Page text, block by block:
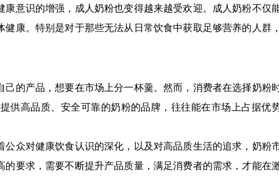
意识的增强，成人奶粉也变得越来越受欢迎。成人奶粉不仅
康。特别是对于那些无法从日常饮食中获取足够营养的人群
的产品，想要在市场上分一杯羹。然而，消费者在选择奶粉
供高品质、安全可靠的奶粉的品牌，往往能在市场上占据优
众对健康饮食认识的深化，以及对高品质生活的追求，奶粉
要求，需要不断提升产品质量，满足消费者的需求，才能在